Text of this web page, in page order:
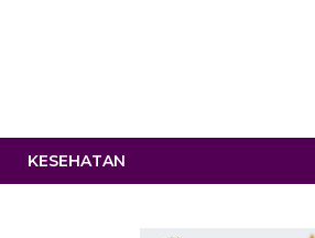
KESEHATAN